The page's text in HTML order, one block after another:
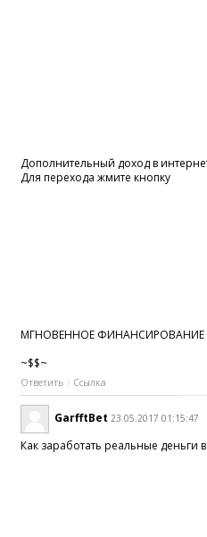
Дополнительный доход в
Для перехода жмите кнопку
МГНОВЕННОЕ
~$$~
Ответить Ссылка
GarfftBet 23.05.2017 01:15:47
Как заработать реальные деньги